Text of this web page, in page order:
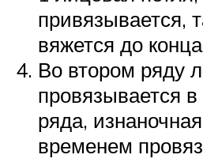
привязывается,
вяжется до
Во втором ряду
провязывается
ряда,
временем